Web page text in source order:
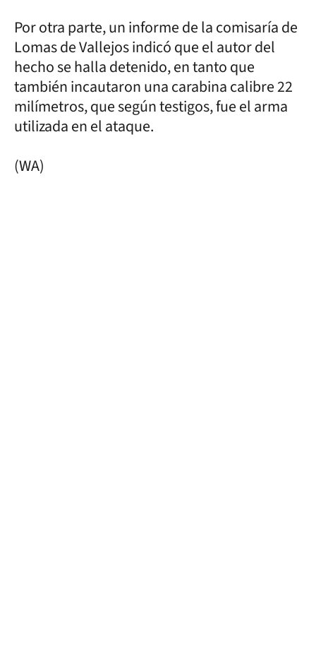
Por otra parte, un informe de la comisaría de
Lomas de Vallejos indicó que el autor del
hecho se halla detenido, en tanto que
también incautaron una carabina calibre 22
milímetros, que según testigos, fue el arma
utilizada en el ataque.
(WA)